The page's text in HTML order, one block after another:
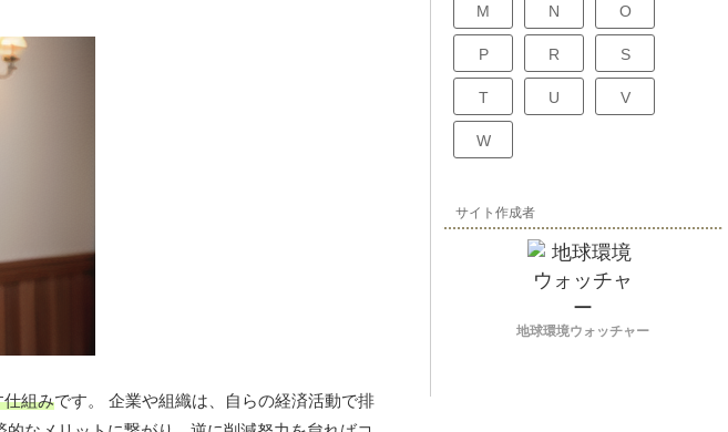
仕組みです。 企業や組織は、自らの経済活動で排
M N O
P R S
T U V
W
サイト作成者
地球環境ウォッチャー